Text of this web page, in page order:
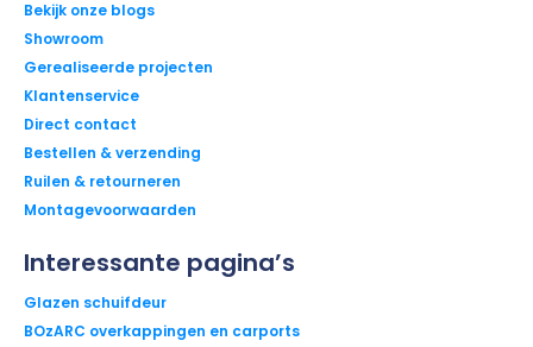
Interessante pagina’s
Glazen schuifdeur
BOzARC overkappingen en carports
Bekijk onze blogs
Showroom
Gerealiseerde projecten
Klantenservice
Direct contact
Bestellen & verzending
Ruilen & retourneren
Montagevoorwaarden